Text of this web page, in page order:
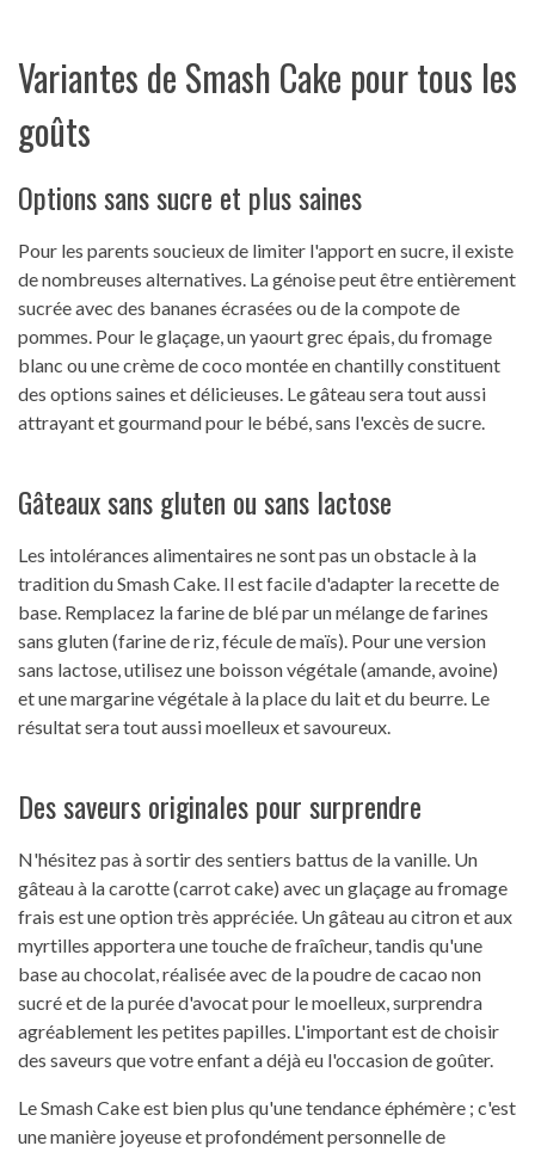
Variantes de Smash Cake pour tous les
goûts
Options sans sucre et plus saines
Pour les parents soucieux de limiter l'apport en sucre, il existe
de nombreuses alternatives. La génoise peut être entièrement
sucrée avec des bananes écrasées ou de la compote de
pommes. Pour le glaçage, un yaourt grec épais, du fromage
blanc ou une crème de coco montée en chantilly constituent
des options saines et délicieuses. Le gâteau sera tout aussi
attrayant et gourmand pour le bébé, sans l'excès de sucre.
Gâteaux sans gluten ou sans lactose
Les intolérances alimentaires ne sont pas un obstacle à la
tradition du Smash Cake. Il est facile d'adapter la recette de
base. Remplacez la farine de blé par un mélange de farines
sans gluten (farine de riz, fécule de maïs). Pour une version
sans lactose, utilisez une boisson végétale (amande, avoine)
et une margarine végétale à la place du lait et du beurre. Le
résultat sera tout aussi moelleux et savoureux.
Des saveurs originales pour surprendre
N'hésitez pas à sortir des sentiers battus de la vanille. Un
gâteau à la carotte (carrot cake) avec un glaçage au fromage
frais est une option très appréciée. Un gâteau au citron et aux
myrtilles apportera une touche de fraîcheur, tandis qu'une
base au chocolat, réalisée avec de la poudre de cacao non
sucré et de la purée d'avocat pour le moelleux, surprendra
agréablement les petites papilles. L'important est de choisir
des saveurs que votre enfant a déjà eu l'occasion de goûter.
Le Smash Cake est bien plus qu'une tendance éphémère ; c'est
une manière joyeuse et profondément personnelle de